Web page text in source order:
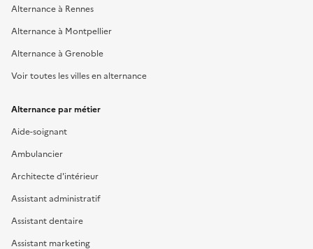
Alternance à Rennes
Alternance à Montpellier
Alternance à Grenoble
Voir toutes les villes en alternance
Alternance par métier
Aide-soignant
Ambulancier
Architecte d'intérieur
Assistant administratif
Assistant dentaire
Assistant marketing